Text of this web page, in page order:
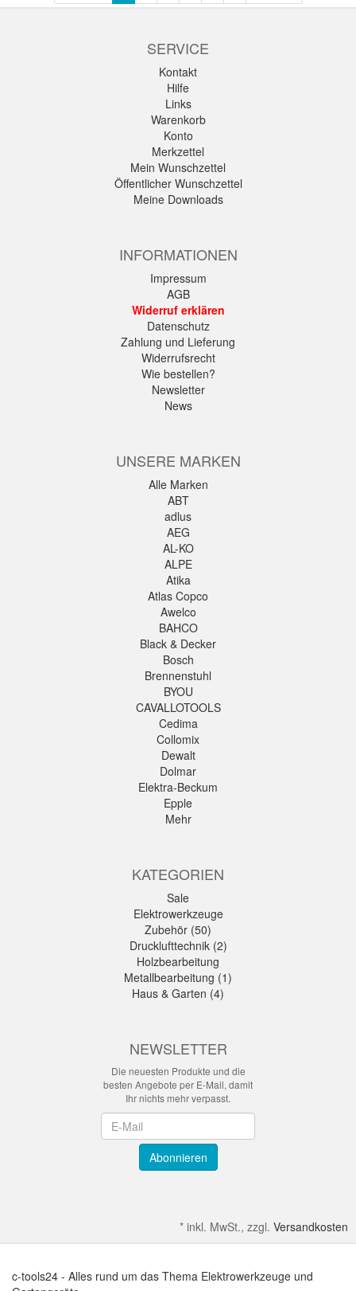
SERVICE
Kontakt
Hilfe
Links
Warenkorb
Konto
Merkzettel
Mein Wunschzettel
Öffentlicher Wunschzettel
Meine Downloads
INFORMATIONEN
Impressum
AGB
Widerruf erklären
Datenschutz
Zahlung und Lieferung
Widerrufsrecht
Wie bestellen?
Newsletter
News
UNSERE MARKEN
Alle Marken
ABT
adlus
AEG
AL-KO
ALPE
Atika
Atlas Copco
Awelco
BAHCO
Black & Decker
Bosch
Brennenstuhl
BYOU
CAVALLOTOOLS
Cedima
Collomix
Dewalt
Dolmar
Elektra-Beckum
Epple
Mehr
KATEGORIEN
Sale
Elektrowerkzeuge
Zubehör (50)
Drucklufttechnik (2)
Holzbearbeitung
Metallbearbeitung (1)
Haus & Garten (4)
NEWSLETTER
Die neuesten Produkte und die
besten Angebote per E-Mail, damit
Ihr nichts mehr verpasst.
Abonnieren
* inkl. MwSt., zzgl. Versandkosten
c-tools24 - Alles rund um das Thema Elektrowerkzeuge und